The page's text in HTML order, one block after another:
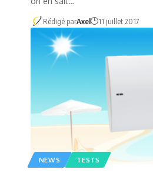
Rédigé parAxel 11 juillet 2017
NEWS TESTS